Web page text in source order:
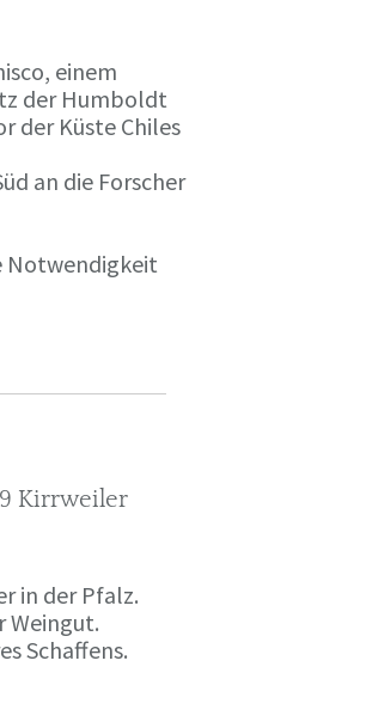
einem
der Humboldt
der Küste Chiles
an die Forscher
Notwendigkeit
Kirrweiler
in der Pfalz.
Weingut.
Schaffens.